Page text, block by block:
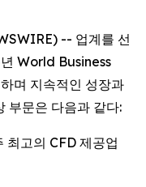
-- 업계를 선
World Business
며 지속적인 성장과
부문은 다음과 같다:
고의 CFD 제공업